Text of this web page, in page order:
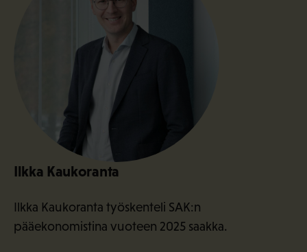
Ilkka Kaukoranta
Ilkka Kaukoranta työskenteli SAK:n
pääekonomistina vuoteen 2025 saakka.